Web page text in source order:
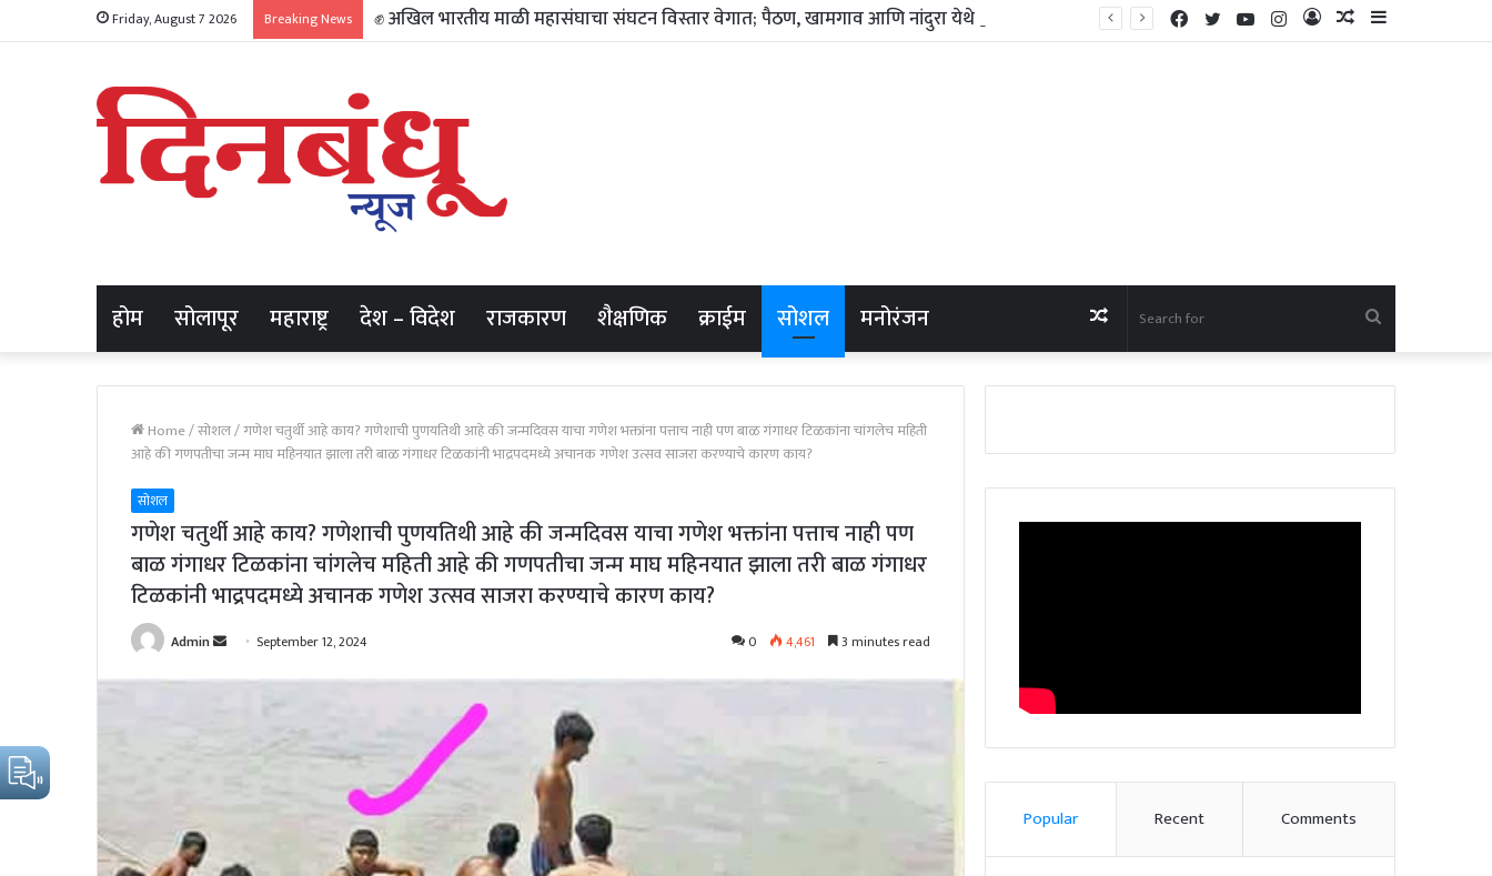
Friday, August 7 2026 Breaking News Sidebar
Random
Log
Instagram
YouTube
Twitter
Facebook
होम सोलापूर महाराष्ट्र देश – विदेश राजकारण शैक्षणिक क्राईम सोशल मनोरंजन Search
for
Random
Article
Home/सोशल/गणेश चतुर्थी आहे काय? गणेशाची पुणयतिथी आहे की जन्मदिवस याचा गणेश भक्तांना पत्ताच नाही पण बाळ गंगाधर टिळकांना चांगलेच महिती
आहे की गणपतीचा जन्म माघ महिनयात झाला तरी बाळ गंगाधर टिळकांनी भाद्रपदमध्ये अचानक गणेश उत्सव साजरा करण्याचे कारण काय?
सोशल
गणेश चतुर्थी आहे काय? गणेशाची पुणयतिथी आहे की जन्मदिवस याचा गणेश भक्तांना पत्ताच नाही पण
बाळ गंगाधर टिळकांना चांगलेच महिती आहे की गणपतीचा जन्म माघ महिनयात झाला तरी बाळ गंगाधर
टिळकांनी भाद्रपदमध्ये अचानक गणेश उत्सव साजरा करण्याचे कारण काय?
Admin
Send September 12, 2024 0 4,461 3 minutes read
Popular Recent Comments